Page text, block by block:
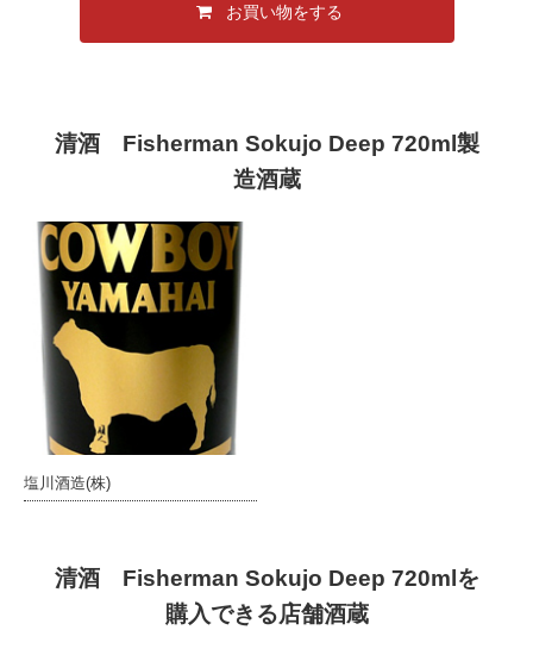
お買い物をする
清酒 Fisherman Sokujo Deep 720ml製
造酒蔵
塩川酒造(株)
清酒 Fisherman Sokujo Deep 720mlを
購入できる店舗酒蔵